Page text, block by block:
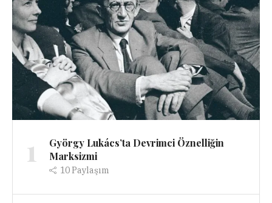
1
György Lukács’ta Devrimci Öznelliğin
Marksizmi
10Paylaşım